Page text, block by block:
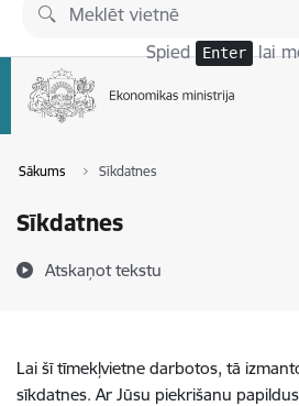
Pāriet uz lapas saturu
Spied Enter lai
Sākums Sīkdatnes
Sīkdatnes
Atskaņot tekstu
Lai šī tīmekļvietne darbotos, tā
sīkdatnes. Ar Jūsu piekrišanu